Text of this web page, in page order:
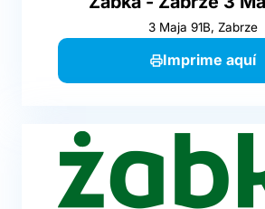
3 Maja 91B, Zabrze
Imprime aquí